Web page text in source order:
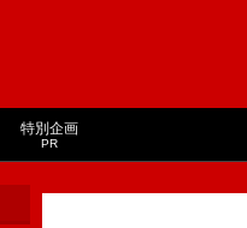
特別企画
PR